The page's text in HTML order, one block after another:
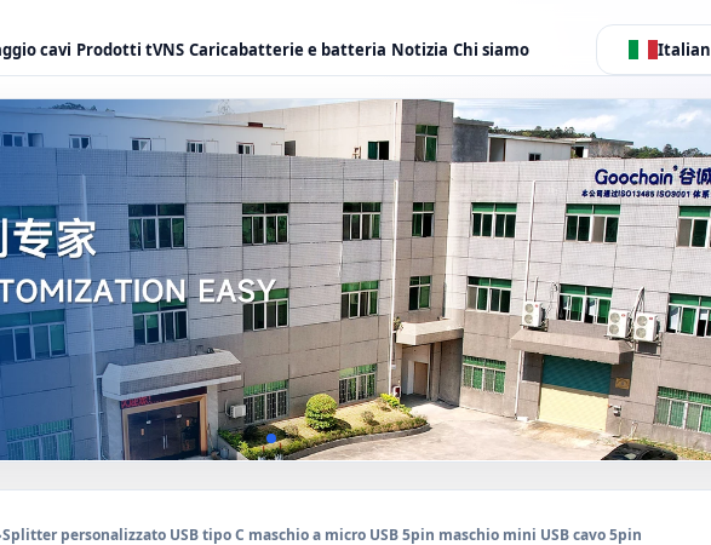
cavi Prodotti tVNS Caricabatterie e batteria Notizia Chi siamo Italian
Splitter personalizzato USB tipo C maschio a micro USB 5pin maschio mini USB cavo 5pin